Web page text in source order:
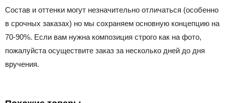
Состав и оттенки могут незначительно отличаться (особенно
в срочных заказах) но мы сохраняем основную концепцию на
70-90%. Если вам нужна композиция строго как на фото,
пожалуйста осуществите заказ за несколько дней до дня
вручения.